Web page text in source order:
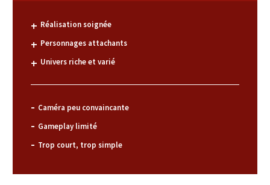
Réalisation soignée
Personnages attachants
Univers riche et varié
Caméra peu convaincante
Gameplay limité
Trop court, trop simple